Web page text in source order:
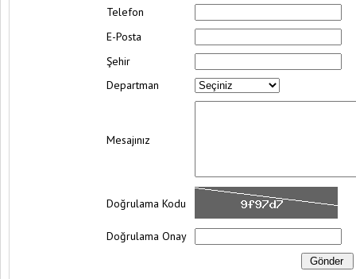
Telefon
E-Posta
Şehir
Departman
Mesajınız
Doğrulama Kodu
Doğrulama Onay